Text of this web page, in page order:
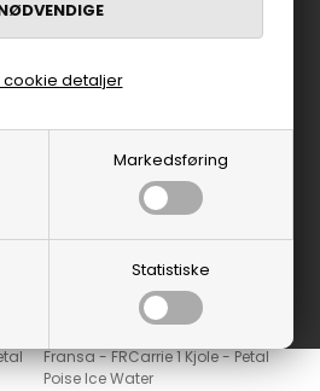
Markedsføring
Statistiske
cookie detaljer
Fransa - FRCarrie 1 Kjole - Petal
Poise Ice Water